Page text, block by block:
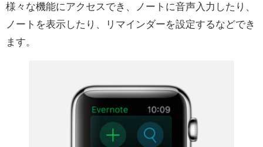
様々な機能にアクセスでき、ノートに音声入力したり、
ノートを表示したり、リマインダーを設定するなどでき
ます。